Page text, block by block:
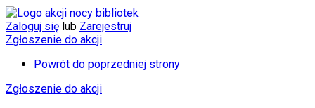
Zaloguj się lub Zarejestruj
Zgłoszenie do akcji
Powrót do poprzedniej strony
Zgłoszenie do akcji